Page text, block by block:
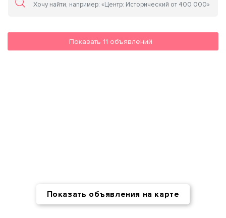
Показать 11 объявлений
Показать объявления на карте